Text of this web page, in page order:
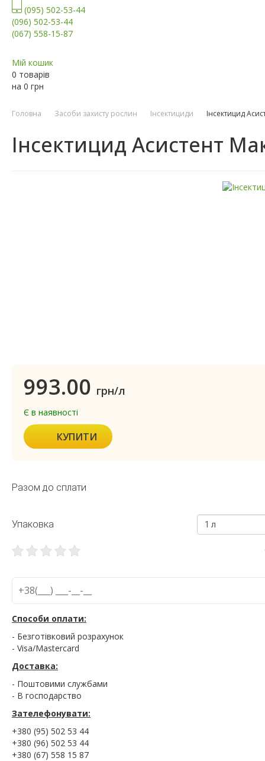
(095) 502-53-44
(096) 502-53-44
(067) 558-15-87
Мій кошик
0 товарів
на 0 грн
Головна Засоби захисту рослин Інсектициди Інсектицид
Інсектицид Асистент
993.00 грн/л
Є в наявності
КУПИТИ
Разом до сплати
Упаковка 1 л
Способи оплати:
- Безготівковий розрахунок
- Visa/Mastercard
Доставка:
- Поштовими службами
- В господарство
Зателефонувати:
+380 (95) 502 53 44
+380 (96) 502 53 44
+380 (67) 558 15 87